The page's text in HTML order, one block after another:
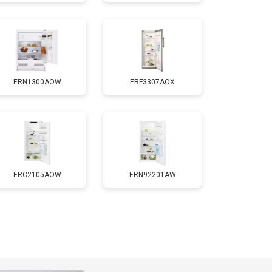
Заказать
2550 ₽ Заказать
1700 ₽ Заказать
4750 ₽ Заказать
3650 ₽
ERN1300AOW ERF3307AOX
ERC2105AOW ERN92201AW